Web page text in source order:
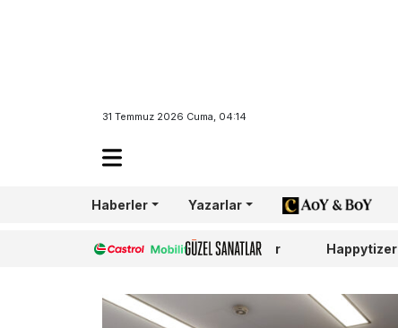
31 Temmuz 2026 Cuma, 04:14
Haberler Yazarlar AoY/BoY
Castrol Güzel Sanatlar Happytizer